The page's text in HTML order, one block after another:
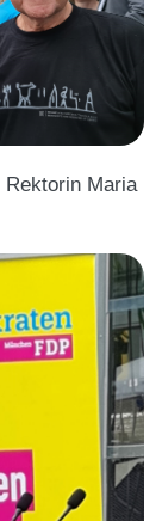
Rektorin Maria